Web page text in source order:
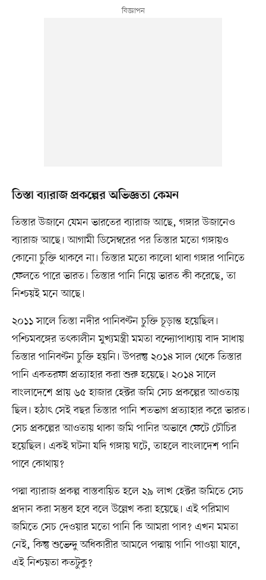
তিস্তা ব্যারাজ প্রকল্পের অভিজ্ঞতা কেমন
তিস্তার উজানে যেমন ভারতের ব্যারাজ আছে, গঙ্গার উজানেও
ব্যারাজ আছে। আগামী ডিসেম্বরের পর তিস্তার মতো গঙ্গায়ও
কোনো চুক্তি থাকবে না। তিস্তার মতো কালো থাবা গঙ্গার পানিতে
ফেলতে পারে ভারত। তিস্তার পানি নিয়ে ভারত কী করেছে, তা
নিশ্চয়ই মনে আছে।
২০১১ সালে তিস্তা নদীর পানিবণ্টন চুক্তি চূড়ান্ত হয়েছিল।
পশ্চিমবঙ্গের তৎকালীন মুখ্যমন্ত্রী মমতা বন্দ্যোপাধ্যায় বাদ সাধায়
তিস্তার পানিবণ্টন চুক্তি হয়নি। উপরন্তু ২০১৪ সাল থেকে তিস্তার
পানি একতরফা প্রত্যাহার করা শুরু হয়েছে। ২০১৪ সালে
বাংলাদেশে প্রায় ৬৫ হাজার হেক্টর জমি সেচ প্রকল্পের আওতায়
ছিল। হঠাৎ সেই বছর তিস্তার পানি শতভাগ প্রত্যাহার করে ভারত।
সেচ প্রকল্পের আওতায় থাকা জমি পানির অভাবে ফেটে চৌচির
হয়েছিল। একই ঘটনা যদি গঙ্গায় ঘটে, তাহলে বাংলাদেশ পানি
পাবে কোথায়?
পদ্মা ব্যারাজ প্রকল্প বাস্তবায়িত হলে ২৯ লাখ হেক্টর জমিতে সেচ
প্রদান করা সম্ভব হবে বলে উল্লেখ করা হয়েছে। এই পরিমাণ
জমিতে সেচ দেওয়ার মতো পানি কি আমরা পাব? এখন মমতা
নেই, কিন্তু শুভেন্দু অধিকারীর আমলে পদ্মায় পানি পাওয়া যাবে,
এই নিশ্চয়তা কতটুকু?